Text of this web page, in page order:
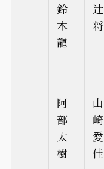
鈴
木
龍
辻
将
阿
部
太
樹
山
崎
愛
佳